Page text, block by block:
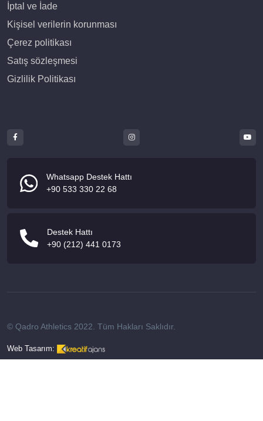
İptal ve İade
Kişisel verilerin korunması
Çerez politikası
Satış sözleşmesi
Gizlilik Politikası
Whatsapp Destek Hattı
+90 533 330 22 68
Destek Hattı
+90 (212) 441 0173
© Qadro Athletics 2022. Tüm Hakları Saklıdır.
Web Tasarım: